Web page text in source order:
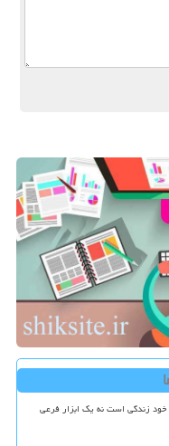
خود زندگی است نه یک ابزار فرعی